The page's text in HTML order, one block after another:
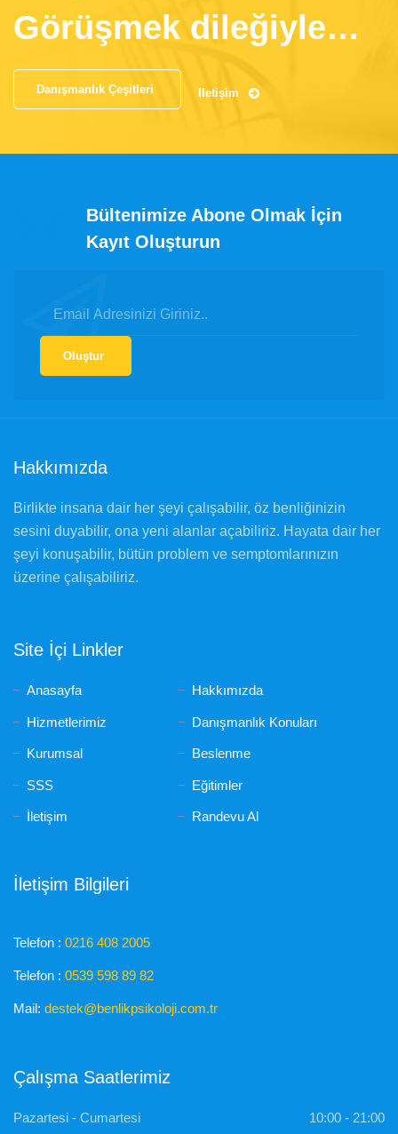
Görüşmek dileğiyle…
Danışmanlık Çeşitleri İletişim
Bültenimize Abone Olmak İçin
Kayıt Oluşturun
Oluştur
Hakkımızda
Birlikte insana dair her şeyi çalışabilir, öz benliğinizin
sesini duyabilir, ona yeni alanlar açabiliriz. Hayata dair her
şeyi konuşabilir, bütün problem ve semptomlarınızın
üzerine çalışabiliriz.
Site İçi Linkler
Anasayfa Hakkımızda
Hizmetlerimiz Danışmanlık Konuları
Kurumsal Beslenme
SSS Eğitimler
İletişim Randevu Al
İletişim Bilgileri
Telefon : 0216 408 2005
Telefon : 0539 598 89 82
Mail: destek@benlikpsikoloji.com.tr
Çalışma Saatlerimiz
Pazartesi - Cumartesi 10:00 - 21:00